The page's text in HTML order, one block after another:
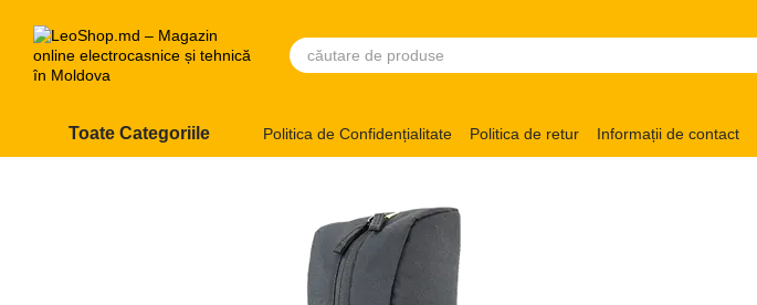
Toate Categoriile Politica de Confidențialitate Politica de retur Informații de contact